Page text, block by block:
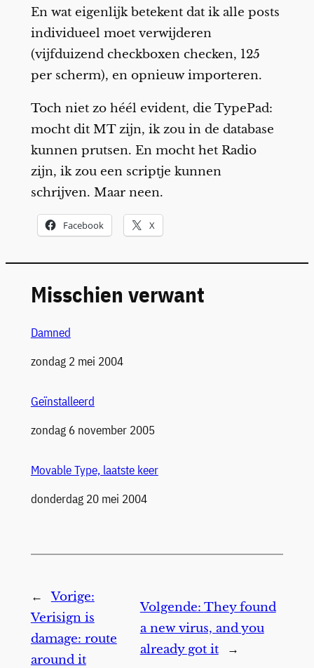
En wat eigenlijk betekent dat ik alle posts
individueel moet verwijderen
(vijfduizend checkboxen checken, 125
per scherm), en opnieuw importeren.
Toch niet zo héél evident, die TypePad:
mocht dit MT zijn, ik zou in de database
kunnen prutsen. En mocht het Radio
zijn, ik zou een scriptje kunnen
schrijven. Maar neen.
Facebook X
Misschien verwant
Damned
Datum
zondag 2 mei 2004
Geïnstalleerd
Datum
zondag 6 november 2005
Movable Type, laatste keer
Datum
donderdag 20 mei 2004
←
Vorige:
Verisign is
damage: route
around it
Volgende: They found
a new virus, and you
already got it
→